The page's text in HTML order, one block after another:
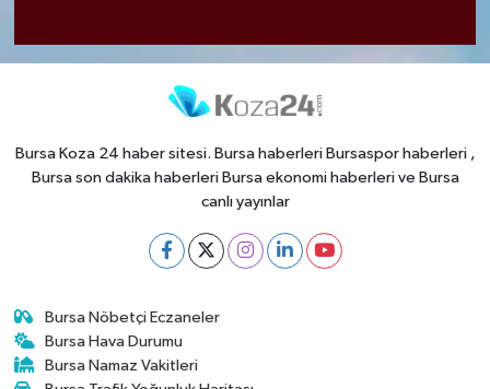
Bursa Koza 24 haber sitesi. Bursa haberleri Bursaspor haberleri ,
Bursa son dakika haberleri Bursa ekonomi haberleri ve Bursa
canlı yayınlar
Bursa Nöbetçi Eczaneler
Bursa Hava Durumu
Bursa Namaz Vakitleri